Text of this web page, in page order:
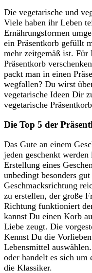
Die vegetarische und
Viele haben ihr Leben
Ernährungsformen
ein Präsentkorb gefüllt
mehr zeitgemäß ist. Für
Präsentkorb
packt man in einen
wegfallen? Du wirst
vegetarische Ideen Dir
vegetarische
Die Top 5 der
Das Gute an einem
jeden geschenkt
Erstellung eines
unbedingt besonders
Geschmacksrichtung
zu erstellen, der große
Richtung funktioniert
kannst Du einen Korb
Liebe zeugt. Die
Kennst Du die
Lebensmittel
oder handelt es sich um
die Klassiker.